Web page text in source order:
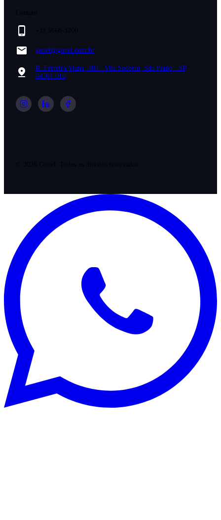
gonel@gonel.com.br
R. Ferreira Viana, 300 - Vila Socorro, São Paulo - SP,
04761-010